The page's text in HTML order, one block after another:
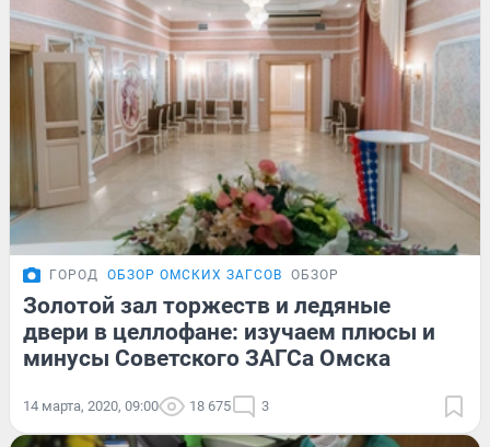
ГОРОД ОБЗОР ОМСКИХ ЗАГСОВ ОБЗОР
Золотой зал торжеств и ледяные
двери в целлофане: изучаем плюсы и
минусы Советского ЗАГСа Омска
14 марта, 2020, 09:00 18 675 3